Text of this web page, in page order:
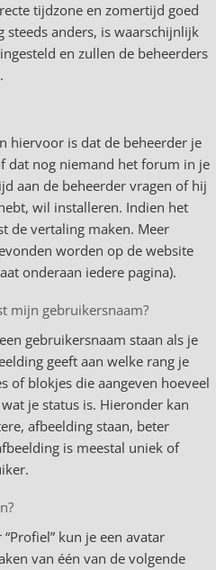
tijdzone en zomertijd goed
steeds anders, is waarschijnlijk
en zullen de beheerders
hiervoor is dat de beheerder je
dat nog niemand het forum in je
aan de beheerder vragen of hij
wil installeren. Indien het
de vertaling maken. Meer
worden op de website
onderaan iedere pagina).
mijn gebruikersnaam?
gebruikersnaam staan als je
geeft aan welke rang je
of blokjes die aangeven hoeveel
je status is. Hieronder kan
afbeelding staan, beter
is meestal uniek of
kun je een avatar
van één van de volgende